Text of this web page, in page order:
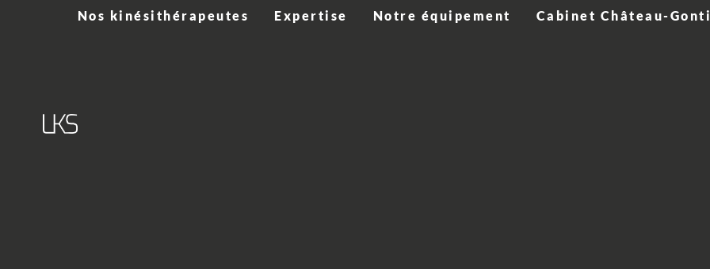
Nos kinésithérapeutes Expertise Notre équipement Cabinet Château-